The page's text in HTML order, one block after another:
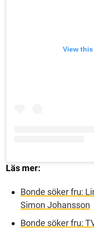
View
Läs mer:
Bonde söker fru:
Simon Johansson
Bonde söker fru: